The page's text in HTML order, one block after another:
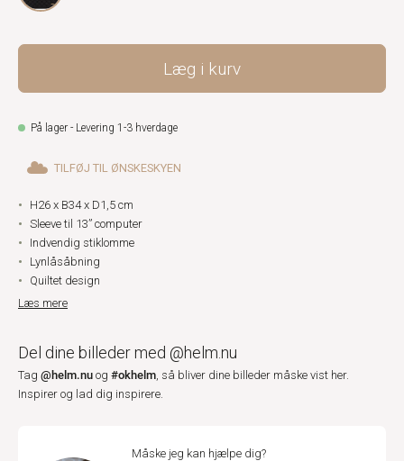
Læg i kurv
På lager - Levering 1-3 hverdage
TILFØJ TIL ØNSKESKYEN
H26 x B34 x D1,5 cm
Sleeve til 13” computer
Indvendig stiklomme
Lynlåsåbning
Quiltet design
Læs mere
Del dine billeder med @helm.nu
Tag @helm.nu og #okhelm, så bliver dine billeder måske vist her.
Inspirer og lad dig inspirere.
Måske jeg kan hjælpe dig?